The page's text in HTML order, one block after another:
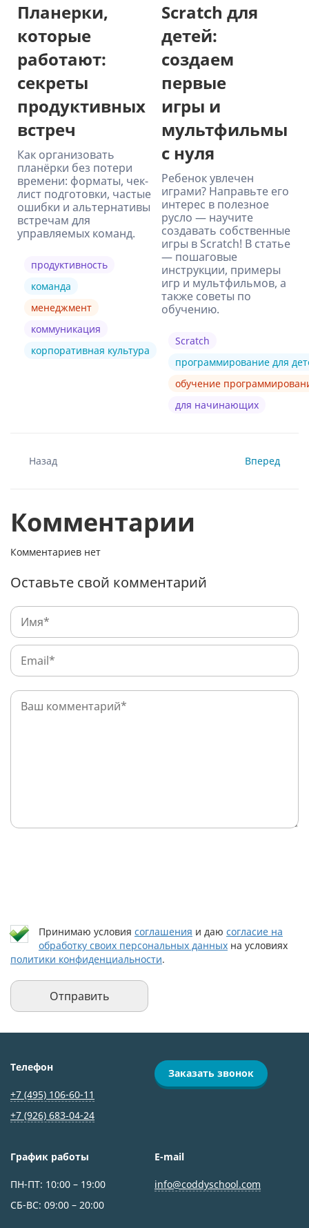
Планерки,
которые
работают:
секреты
продуктивных
встреч
Как организовать
планёрки без потери
времени: форматы, чек-
лист подготовки, частые
ошибки и альтернативы
встречам для
управляемых команд.
продуктивность
команда
менеджмент
коммуникация
корпоративная культура
Scratch для
детей:
создаем
первые
игры и
мультфильмы
с нуля
Ребенок увлечен
играми? Направьте его
интерес в полезное
русло — научите
создавать собственные
игры в Scratch! В статье
— пошаговые
инструкции, примеры
игр и мультфильмов, а
также советы по
обучению.
Scratch
программирование для
обучение
для начинающих
Назад Вперед
Комментарии
Комментариев нет
Оставьте свой комментарий
Принимаю условия соглашения и даю согласие на
обработку своих персональных данных на условиях
политики конфиденциальности.
Телефон
+7 (495) 106-60-11
+7 (926) 683‑04-24
Заказать звонок
График работы
ПН-ПТ: 10:00 – 19:00
СБ-ВС: 09:00 – 20:00
E-mail
info@coddyschool.com